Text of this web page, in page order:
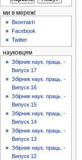
ми в мережі
Вконтакті
Facebook
Twitter
науковцям
Збірник наук. праць. -
Випуск 17
Збірник наук. праць. -
Випуск 16
Збірник наук. праць. -
Випуск 15
Збірник наук. праць. -
Випуск 14
Збірник наук. праць. -
Випуск 13
Збірник наук. праць. -
Випуск 12